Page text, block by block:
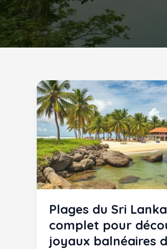
Plages du Sri
complet pour
joyaux balnéaires